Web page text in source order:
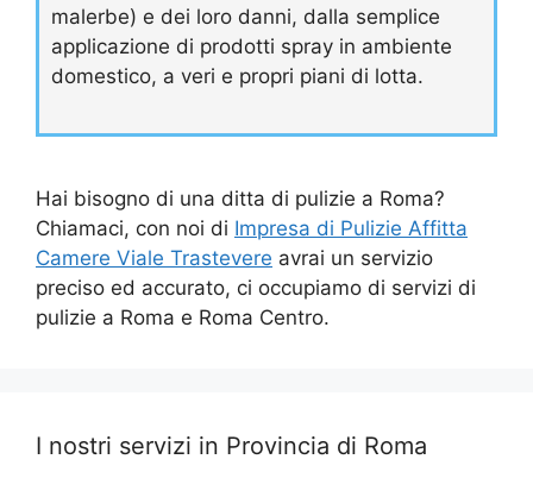
malerbe) e dei loro danni, dalla semplice
applicazione di prodotti spray in ambiente
domestico, a veri e propri piani di lotta.
Hai bisogno di una ditta di pulizie a Roma?
Chiamaci, con noi di Impresa di Pulizie Affitta
Camere Viale Trastevere avrai un servizio
preciso ed accurato, ci occupiamo di servizi di
pulizie a Roma e Roma Centro.
I nostri servizi in Provincia di Roma